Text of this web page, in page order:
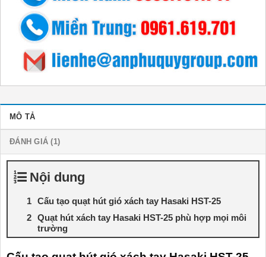
MÔ TẢ
ĐÁNH GIÁ (1)
Nội dung
Cấu tạo quạt hút gió xách tay Hasaki HST-25
Quạt hút xách tay Hasaki HST-25 phù hợp mọi môi
trường